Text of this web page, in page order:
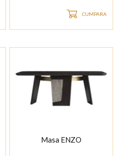
CUMPARA
Masa ENZO